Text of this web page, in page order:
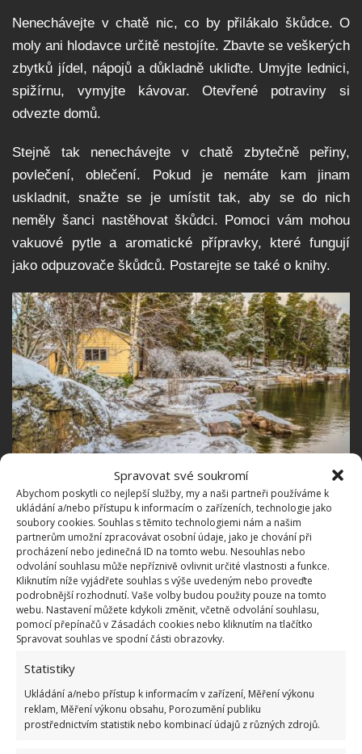
Spravovat své soukromí
Abychom poskytli co nejlepší služby, my a naši partneři používáme k
ukládání a/nebo přístupu k informacím o zařízeních, technologie jako
soubory cookies. Souhlas s těmito technologiemi nám a našim
partnerům umožní zpracovávat osobní údaje, jako je chování při
procházení nebo jedinečná ID na tomto webu. Nesouhlas nebo
odvolání souhlasu může nepříznivě ovlivnit určité vlastnosti a funkce.
Kliknutím níže vyjádřete souhlas s výše uvedeným nebo proveďte
podrobnější rozhodnutí. Vaše volby budou použity pouze na tomto
webu. Nastavení můžete kdykoli změnit, včetně odvolání souhlasu,
pomocí přepínačů v Zásadách cookies nebo kliknutím na tlačítko
Spravovat souhlas ve spodní části obrazovky.
Statistiky
Ukládání a/nebo přístup k informacím v zařízení, Měření výkonu
reklam, Měření výkonu obsahu, Porozumění publiku
prostřednictvím statistik nebo kombinací údajů z různých zdrojů.
Nenechávejte v chatě nic, co by přilákalo škůdce. O
moly ani hlodavce určitě nestojíte. Zbavte se veškerých
zbytků jídel, nápojů a důkladně ukliďte. Umyjte lednici,
spižírnu, vymyjte kávovar. Otevřené potraviny si
odvezte domů.
Stejně tak nenechávejte v chatě zbytečně peřiny,
povlečení, oblečení. Pokud je nemáte kam jinam
uskladnit, snažte se je umístit tak, aby se do nich
neměly šanci nastěhovat škůdci. Pomoci vám mohou
vakuové pytle a aromatické přípravky, které fungují
jako odpuzovače škůdců. Postarejte se také o knihy.
Fotografie: Pixabay
5. Utěsněte veškeré škvíry
Zkontrolujte okna, dveře, ale i půdu. Pokud natrefíte na
nějaké škvíry, utěsněte je. Nejenže nebude dovnitř
zbytečně táhnout, snížíte tím riziko plísní, protože se
sníží nadbytečná vlhkost. Také snížíte toho, že se k
vám nastěhují myši.
6. Střecha a okapy